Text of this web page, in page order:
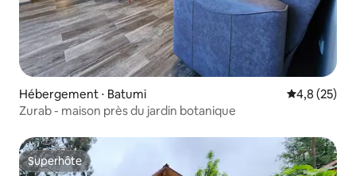
Hébergement ⋅ Batumi Évaluation
4,8 (25)
Zurab - maison près du jardin botanique
Superhôte
Superhôte